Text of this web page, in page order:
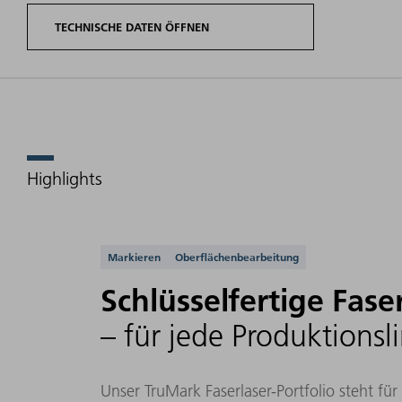
TECHNISCHE DATEN ÖFFNEN
TruMark 5020
20 W
Highlights
Unterstützte
Markieren Oberflächenbearbeitung
Schlüsselfertige
– für jede
Unser TruMark Faserlaser-Portfolio steht